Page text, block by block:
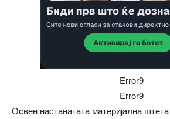
Error9
Error9
Освен настанатата материјална